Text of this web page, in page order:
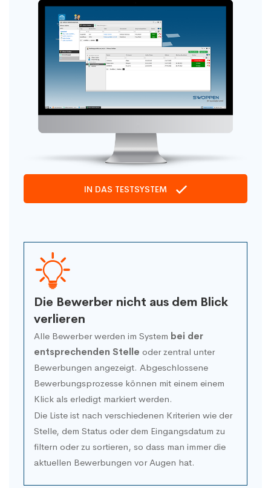
IN DAS TESTSYSTEM
Die Bewerber nicht aus dem Blick
verlieren
Alle Bewerber werden im System bei der
entsprechenden Stelle oder zentral unter
Bewerbungen angezeigt. Abgeschlossene
Bewerbungsprozesse können mit einem einem
Klick als erledigt markiert werden.
Die Liste ist nach verschiedenen Kriterien wie der
Stelle, dem Status oder dem Eingangsdatum zu
filtern oder zu sortieren, so dass man immer die
aktuellen Bewerbungen vor Augen hat.